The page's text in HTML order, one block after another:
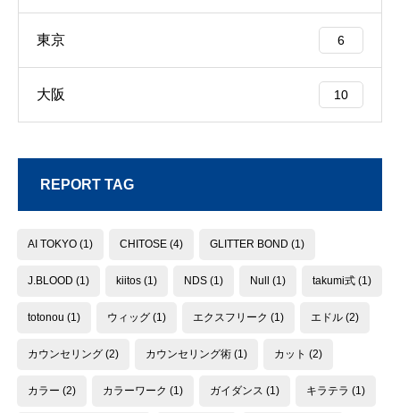
東京 6
大阪 10
REPORT TAG
AI TOKYO (1) CHITOSE (4) GLITTER BOND (1)
J.BLOOD (1) kiitos (1) NDS (1) Null (1) takumi式 (1)
totonou (1) ウィッグ (1) エクスフリーク (1) エドル (2)
カウンセリング (2) カウンセリング術 (1) カット (2)
カラー (2) カラーワーク (1) ガイダンス (1) キラテラ (1)